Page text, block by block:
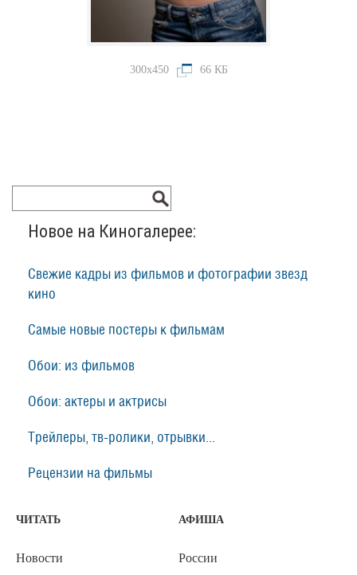
300x450 66 КБ
Новое на Киногалерее:
Свежие кадры из фильмов и фотографии звезд
кино
Самые новые постеры к фильмам
Обои: из фильмов
Обои: актеры и актрисы
Трейлеры, тв-ролики, отрывки...
Рецензии на фильмы
ЧИТАТЬ
Новости
АФИША
России